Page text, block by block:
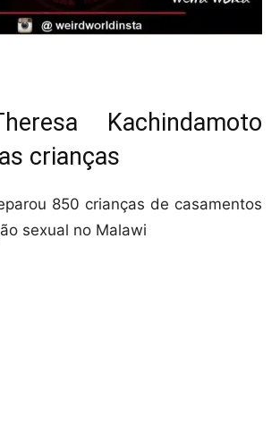
Kachindamoto
crianças
850 crianças de casamentos
sexual no Malawi